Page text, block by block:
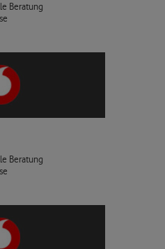
Beratung
Beratung